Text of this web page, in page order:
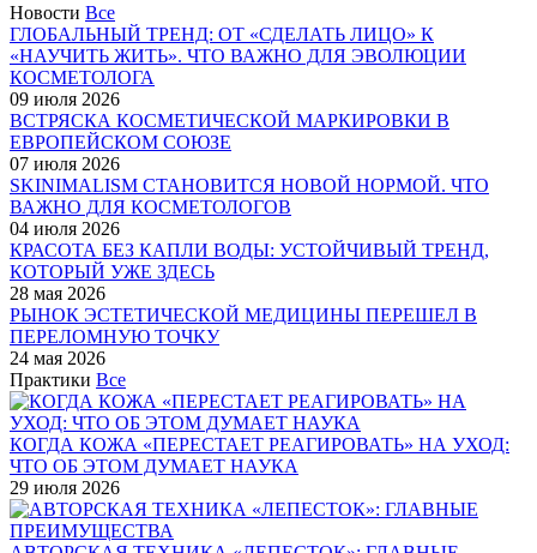
Новости Все
ГЛОБАЛЬНЫЙ ТРЕНД: ОТ «СДЕЛАТЬ ЛИЦО» К
«НАУЧИТЬ ЖИТЬ». ЧТО ВАЖНО ДЛЯ ЭВОЛЮЦИИ
КОСМЕТОЛОГА
09 июля 2026
ВСТРЯСКА КОСМЕТИЧЕСКОЙ МАРКИРОВКИ В
ЕВРОПЕЙСКОМ СОЮЗЕ
07 июля 2026
SKINIMALISM СТАНОВИТСЯ НОВОЙ НОРМОЙ. ЧТО
ВАЖНО ДЛЯ КОСМЕТОЛОГОВ
04 июля 2026
КРАСОТА БЕЗ КАПЛИ ВОДЫ: УСТОЙЧИВЫЙ ТРЕНД,
КОТОРЫЙ УЖЕ ЗДЕСЬ
28 мая 2026
РЫНОК ЭСТЕТИЧЕСКОЙ МЕДИЦИНЫ ПЕРЕШЕЛ В
ПЕРЕЛОМНУЮ ТОЧКУ
24 мая 2026
Практики Все
КОГДА КОЖА «ПЕРЕСТАЕТ РЕАГИРОВАТЬ» НА УХОД:
ЧТО ОБ ЭТОМ ДУМАЕТ НАУКА
29 июля 2026